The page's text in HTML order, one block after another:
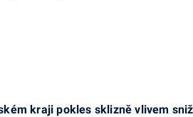
kraji pokles sklizně vlivem